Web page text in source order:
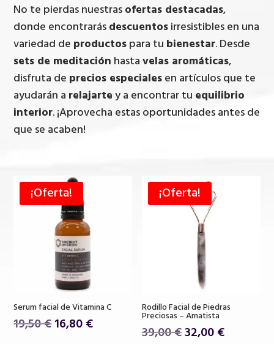
No te pierdas nuestrasofertas destacadas,
donde encontrarásdescuentosirresistibles en una
variedad de productospara tu bienestar. Desde
sets de meditación hastavelas aromáticas,
disfruta de precios especialesen artículos que te
ayudarán a relajartey a encontrar tu equilibrio
interior. ¡Aprovecha estas oportunidades antes de
que se acaben!
¡Oferta!
Serum facial de Vitamina C
19,50€El
16,80€El
¡Oferta!
Rodillo Facial de Piedras
Preciosas – Amatista
39,00€El
32,00€El